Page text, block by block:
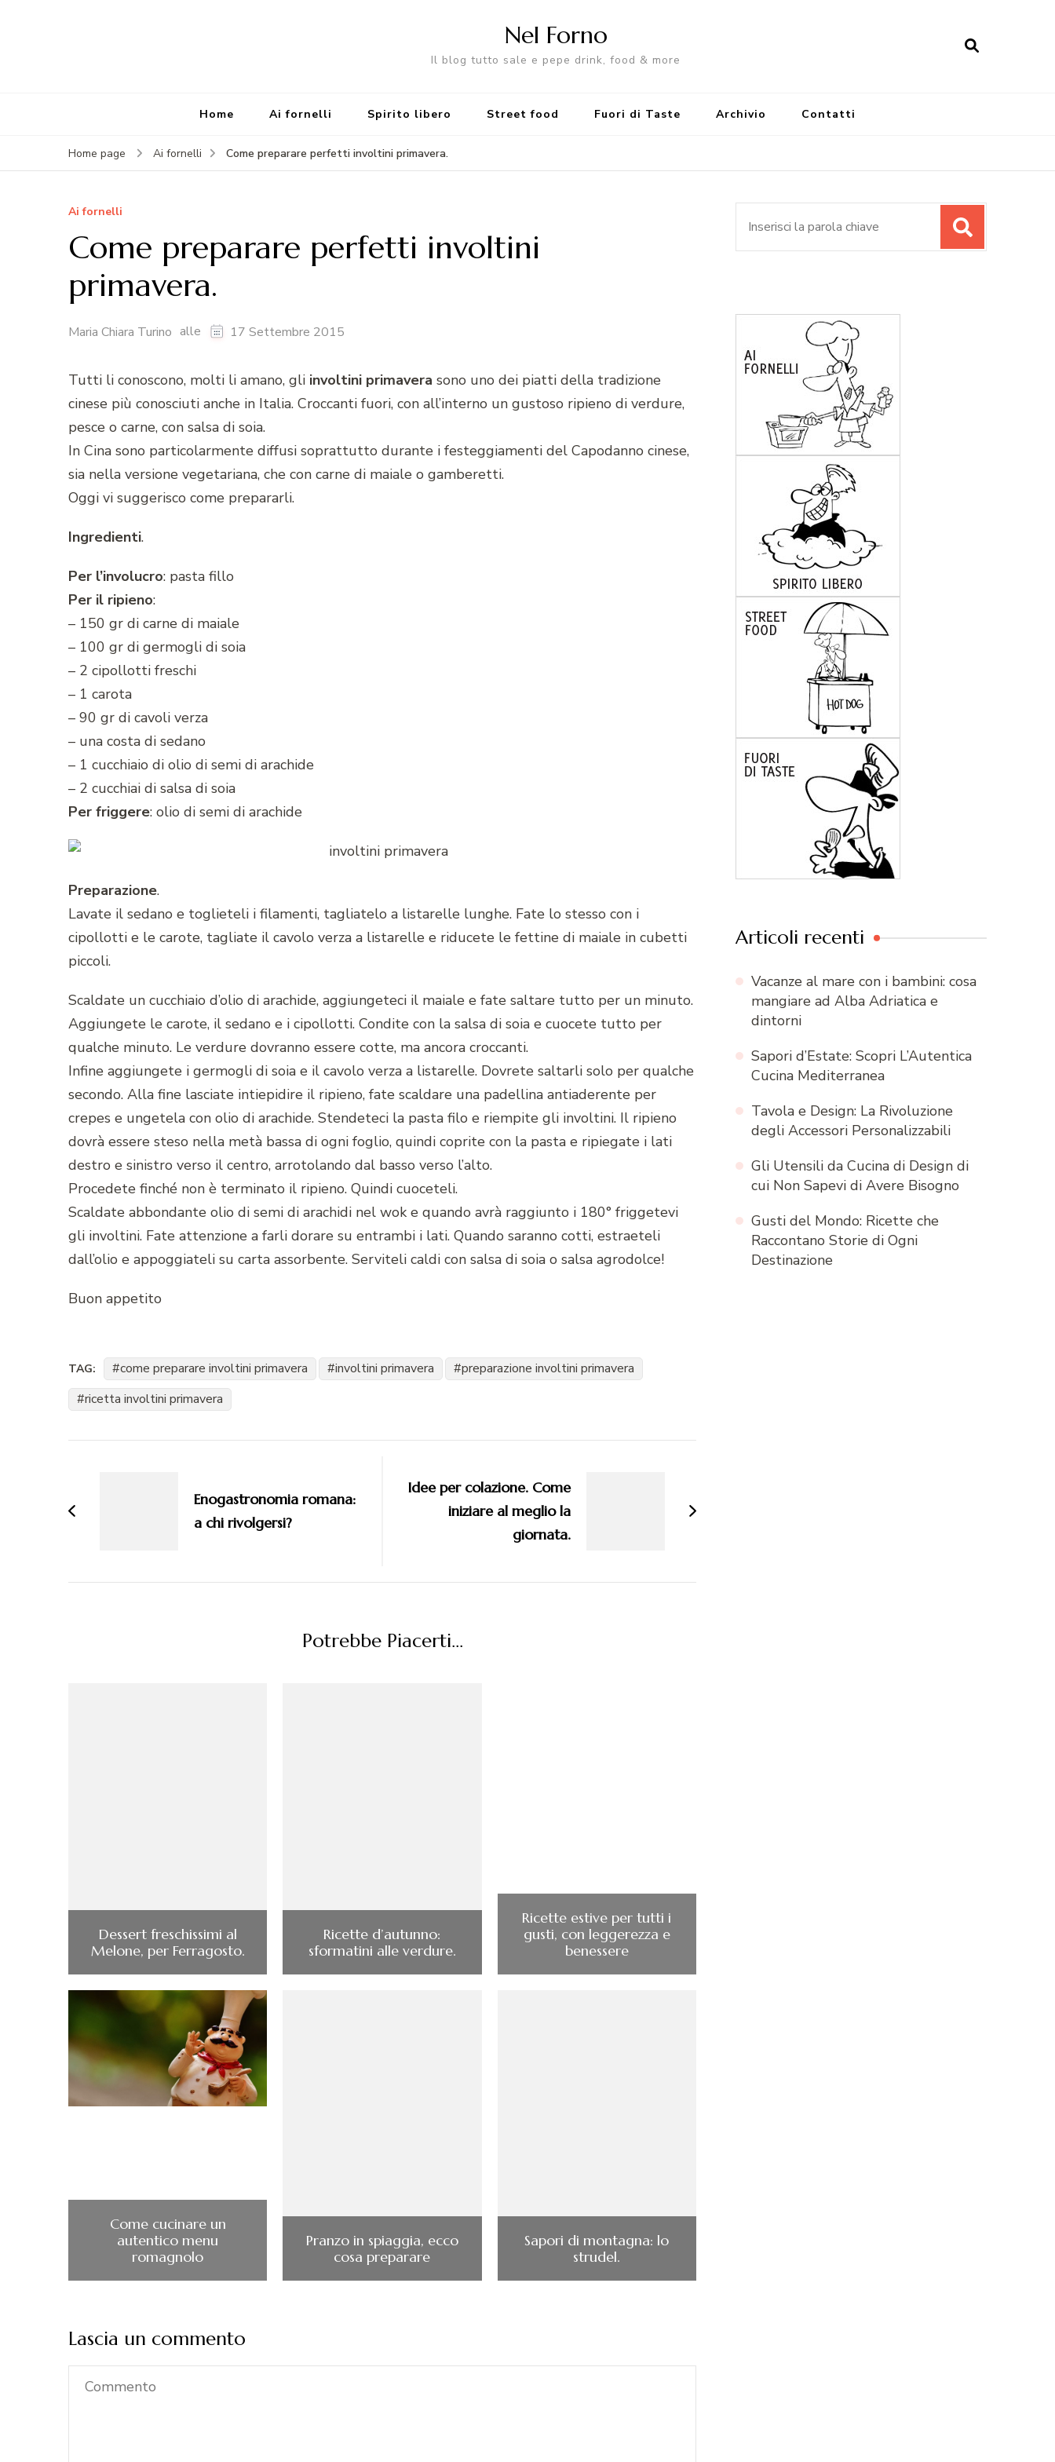
Nel Forno
Il blog tutto sale e pepe drink, food & more
Home Ai fornelli Spirito libero Street food Fuori di Taste Archivio Contatti
Home page Ai fornelli Come preparare perfetti involtini primavera.
Ai fornelli
Come preparare perfetti involtini
primavera.
Maria Chiara Turino alle 17 Settembre 2015
Tutti li conoscono, molti li amano, gli involtini primavera sono uno dei piatti della tradizione
cinese più conosciuti anche in Italia. Croccanti fuori, con all’interno un gustoso ripieno di verdure,
pesce o carne, con salsa di soia.
In Cina sono particolarmente diffusi soprattutto durante i festeggiamenti del Capodanno cinese,
sia nella versione vegetariana, che con carne di maiale o gamberetti.
Oggi vi suggerisco come prepararli.
Ingredienti.
Per l’involucro: pasta fillo
Per il ripieno:
– 150 gr di carne di maiale
– 100 gr di germogli di soia
– 2 cipollotti freschi
– 1 carota
– 90 gr di cavoli verza
– una costa di sedano
– 1 cucchiaio di olio di semi di arachide
– 2 cucchiai di salsa di soia
Per friggere: olio di semi di arachide
Preparazione.
Lavate il sedano e toglieteli i filamenti, tagliatelo a listarelle lunghe. Fate lo stesso con i
cipollotti e le carote, tagliate il cavolo verza a listarelle e riducete le fettine di maiale in cubetti
piccoli.
Scaldate un cucchiaio d’olio di arachide, aggiungeteci il maiale e fate saltare tutto per un minuto.
Aggiungete le carote, il sedano e i cipollotti. Condite con la salsa di soia e cuocete tutto per
qualche minuto. Le verdure dovranno essere cotte, ma ancora croccanti.
Infine aggiungete i germogli di soia e il cavolo verza a listarelle. Dovrete saltarli solo per qualche
secondo. Alla fine lasciate intiepidire il ripieno, fate scaldare una padellina antiaderente per
crepes e ungetela con olio di arachide. Stendeteci la pasta filo e riempite gli involtini. Il ripieno
dovrà essere steso nella metà bassa di ogni foglio, quindi coprite con la pasta e ripiegate i lati
destro e sinistro verso il centro, arrotolando dal basso verso l’alto.
Procedete finché non è terminato il ripieno. Quindi cuoceteli.
Scaldate abbondante olio di semi di arachidi nel wok e quando avrà raggiunto i 180° friggetevi
gli involtini. Fate attenzione a farli dorare su entrambi i lati. Quando saranno cotti, estraeteli
dall’olio e appoggiateli su carta assorbente. Serviteli caldi con salsa di soia o salsa agrodolce!
Buon appetito
TAG: come preparare involtini primavera involtini primavera
preparazione involtini primavera
ricetta involtini primavera
Enogastronomia romana:
a chi rivolgersi?
Idee per colazione. Come
iniziare al meglio la
giornata.
Potrebbe Piacerti...
Dessert freschissimi al
Melone, per Ferragosto.
Ricette d’autunno:
sformatini alle verdure.
Ricette estive per tutti i
gusti, con leggerezza e
benessere
Come cucinare un
autentico menu
romagnolo
Pranzo in spiaggia, ecco
cosa preparare
Sapori di montagna: lo
strudel.
Lascia un commento
Articoli recenti
Vacanze al mare con i bambini: cosa
mangiare ad Alba Adriatica e
dintorni
Sapori d’Estate: Scopri L’Autentica
Cucina Mediterranea
Tavola e Design: La Rivoluzione
degli Accessori Personalizzabili
Gli Utensili da Cucina di Design di
cui Non Sapevi di Avere Bisogno
Gusti del Mondo: Ricette che
Raccontano Storie di Ogni
Destinazione